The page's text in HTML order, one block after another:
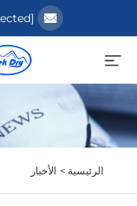
[email protected]
الرئيسية > الأخبار